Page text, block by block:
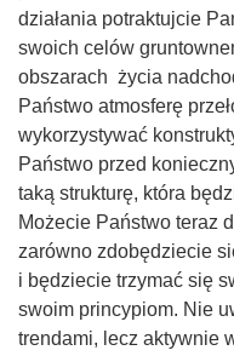
działania potraktujcie
swoich celów
obszarach życia
Państwo atmosferę
wykorzystywać
Państwo przed
taką strukturę, która
Możecie Państwo teraz
zarówno zdobędziecie
i będziecie trzymać się
swoim princypiom. Nie
trendami, lecz aktywnie